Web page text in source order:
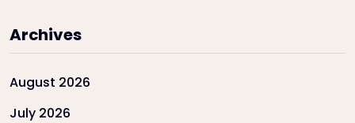
Archives
August 2026
July 2026